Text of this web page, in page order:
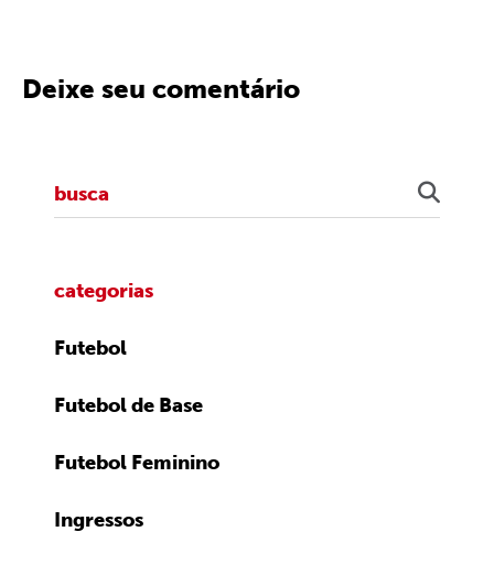
Deixe seu comentário
categorias
Futebol
Futebol de Base
Futebol Feminino
Ingressos